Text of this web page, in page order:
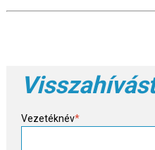
Vezetéknév*